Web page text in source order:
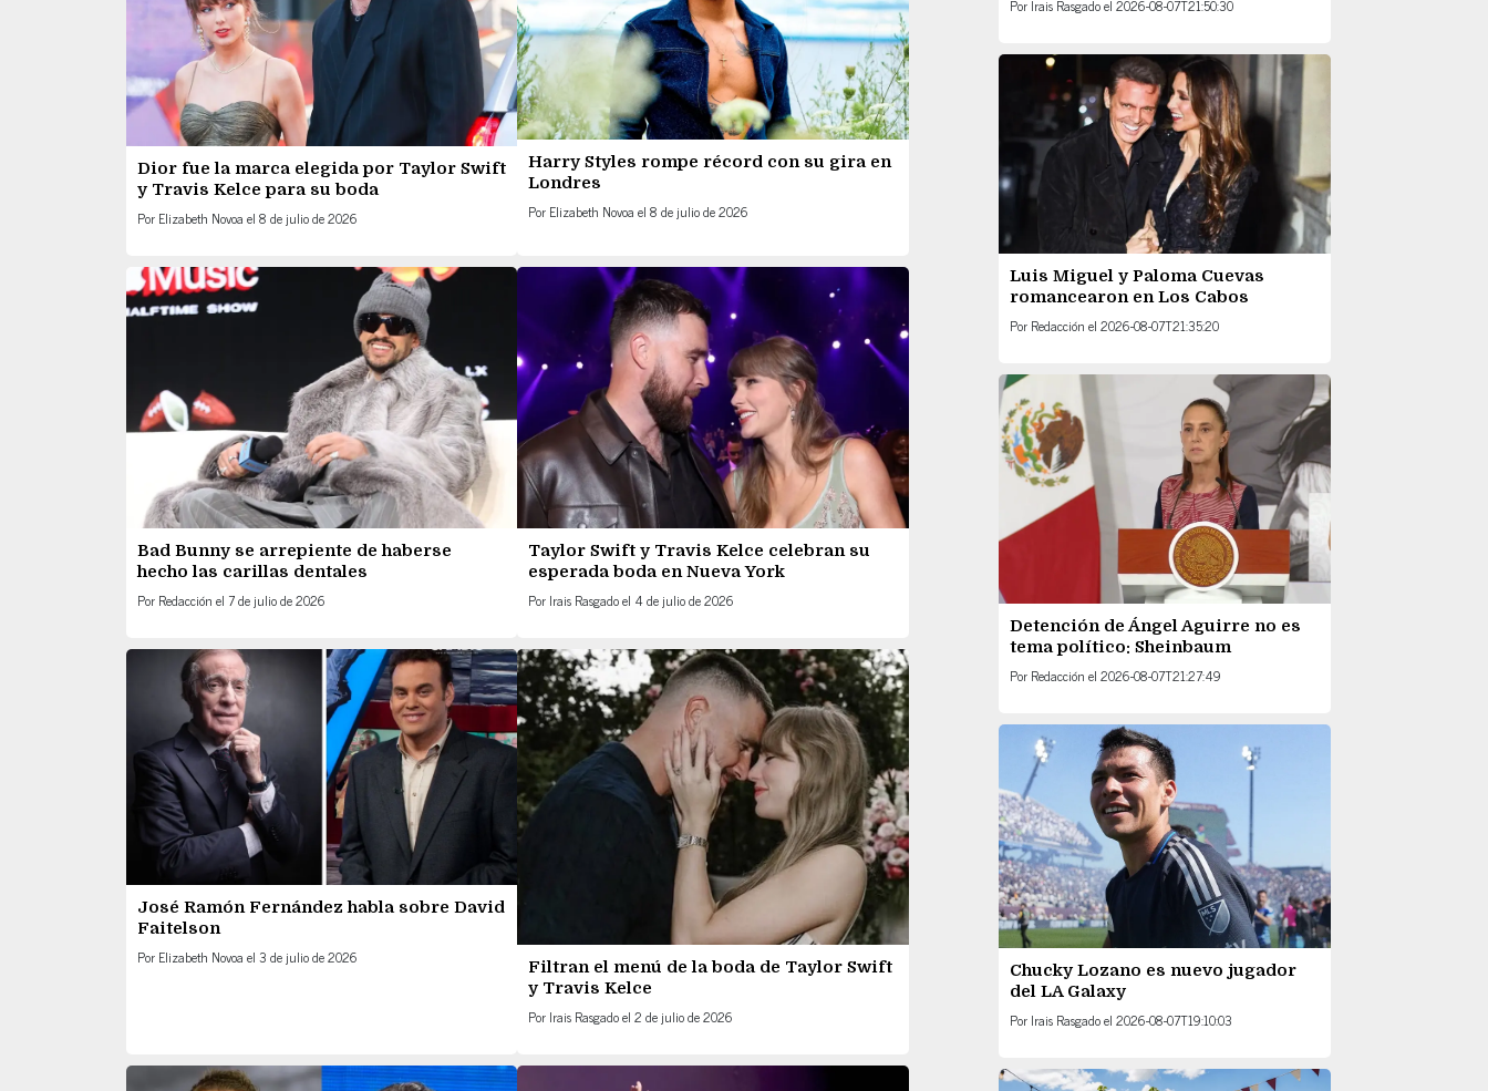
Dior fue la marca elegida por Taylor Swift
y Travis Kelce para su boda
Por Elizabeth Novoa el 8 de julio de 2026
Harry Styles rompe récord con su gira en
Londres
Por Elizabeth Novoa el8 de julio de 2026
Bad Bunny se arrepiente de haberse
hecho las carillas dentales
Por Redacción el 7 de julio de 2026
Taylor Swift y Travis Kelce celebran su
esperada boda en Nueva York
Por Irais Rasgadoel 4 de julio de 2026
José Ramón Fernández habla sobre David
Faitelson
Por Elizabeth Novoa el 3 de julio de 2026
Filtran el menú de la boda de Taylor Swift
y Travis Kelce
Por Irais Rasgadoel2 de julio de 2026
Por Irais Rasgadoel 2026-08-07T21:50:30
Luis Miguel y Paloma Cuevas
romancearon en Los Cabos
Por Redacción el 2026-08-07T21:35:20
Detención de Ángel Aguirre no es
tema político: Sheinbaum
Por Redacción el 2026-08-07T21:27:49
Chucky Lozano es nuevo jugador
del LA Galaxy
Por Irais Rasgadoel 2026-08-07T19:10:03